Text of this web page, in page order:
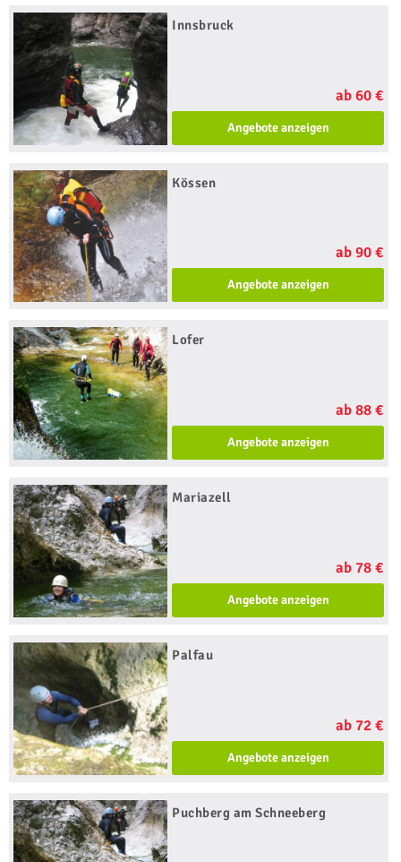
Innsbruck
ab 60 €
Angebote anzeigen
Kössen
ab 90 €
Angebote anzeigen
Lofer
ab 88 €
Angebote anzeigen
Mariazell
ab 78 €
Angebote anzeigen
Palfau
ab 72 €
Angebote anzeigen
Puchberg am Schneeberg